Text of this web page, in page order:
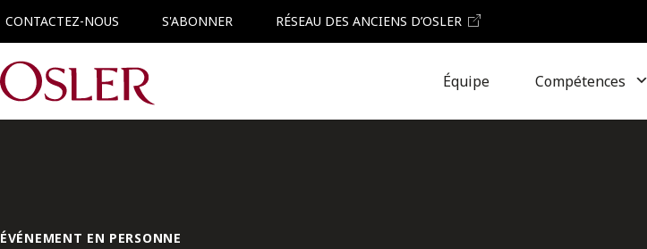
CONTACTEZ-NOUS S'ABONNER RÉSEAU DES ANCIENS D’OSLER
Main Navigation Équipe Compétences
ÉVÉNEMENT EN PERSONNE